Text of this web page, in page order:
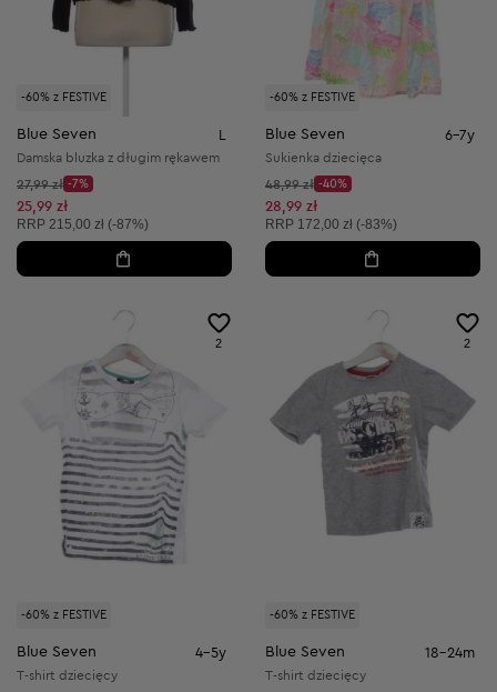
-60% z FESTIVE
Blue Seven L
Damska bluzka z długim rękawem
Cena początkowa:
27,99 zł
Discount Price:
-7%
Obniżona cena:
25,99 zł
Cena sugerowana:
RRP 215,00 zł (-87%)
-60% z FESTIVE
Blue Seven 6-7y
Sukienka dziecięca
Cena początkowa:
48,99 zł
Discount Price:
-40%
Obniżona cena:
28,99 zł
Cena sugerowana:
RRP 172,00 zł (-83%)
-60% z FESTIVE
2
Blue Seven 4-5y
T-shirt dziecięcy
-60% z FESTIVE
2
Blue Seven 18-24m
T-shirt dziecięcy